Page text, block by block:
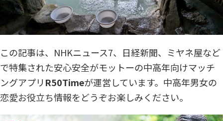
この記事は、NHKニュース7、日経新聞、ミヤネ屋など
で特集された安心安全がモットーの中高年向けマッチ
ングアプリ R50Timeが運営しています。中高年男女の
恋愛お役立ち情報をどうぞお楽しみください。